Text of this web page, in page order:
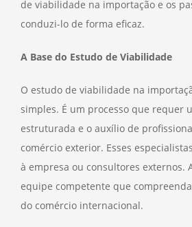
de viabilidade na importação e os
conduzi-lo de forma eficaz.
A Base do Estudo de Viabilidade
O estudo de viabilidade na
simples. É um processo que requer
estruturada e o auxílio de
comércio exterior. Esses
à empresa ou consultores externos.
equipe competente que
do comércio internacional.